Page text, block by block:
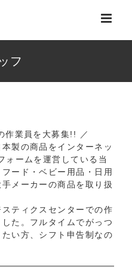
フ
作業員を大募集!! ／
製の商品をインターネッ
ォームを運営している当
ード・ベビー用品・日用
メーカーの商品を取り扱
ティクスセンターでの作
た。フルタイムでがっつ
い方、シフト申告制なの